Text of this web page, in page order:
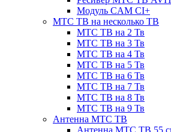
Модуль CAM CI+
МТС ТВ на несколько ТВ
МТС ТВ на 2 Тв
МТС ТВ на 3 Тв
МТС ТВ на 4 Тв
МТС ТВ на 5 Тв
МТС ТВ на 6 Тв
МТС ТВ на 7 Тв
МТС ТВ на 8 Тв
МТС ТВ на 9 Тв
Антенна МТС ТВ
Антенна МТС ТВ 55